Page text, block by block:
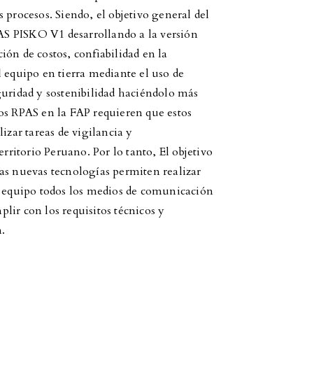
Siendo, el objetivo general del
PISKO V1 desarrollando a la versión
de costos, confiabilidad en la
en tierra mediante el uso de
y sostenibilidad haciéndolo más
RPAS en la FAP requieren que estos
tareas de vigilancia y
Peruano. Por lo tanto, El objetivo
nuevas tecnologías permiten realizar
todos los medios de comunicación
con los requisitos técnicos y